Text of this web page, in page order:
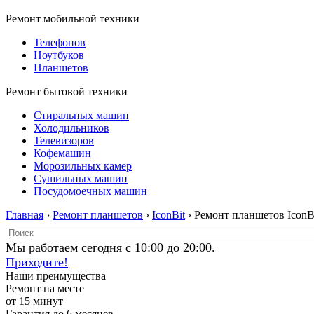
Ремонт мобильной техники
Телефонов
Ноутбуков
Планшетов
Ремонт бытовой техники
Стиральных машин
Холодильников
Телевизоров
Кофемашин
Морозильных камер
Сушильных машин
Посудомоечных машин
Главная › Ремонт планшетов › IconBit › Ремонт планшетов
Мы работаем сегодня с 10:00 до 20:00.
Приходите!
Наши преимущества
Ремонт на месте
от 15 минут